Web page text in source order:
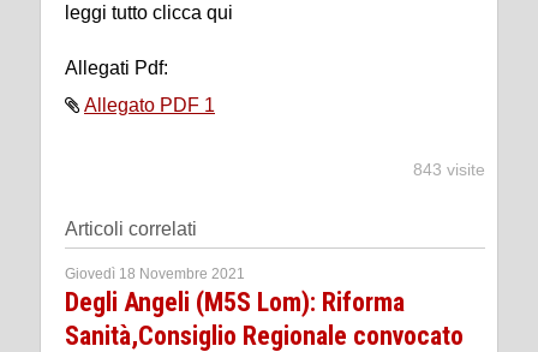
leggi tutto clicca qui
Allegati Pdf:
Allegato PDF 1
843 visite
Articoli correlati
Giovedì 18 Novembre 2021
Degli Angeli (M5S Lom): Riforma
Sanità,Consiglio Regionale convocato